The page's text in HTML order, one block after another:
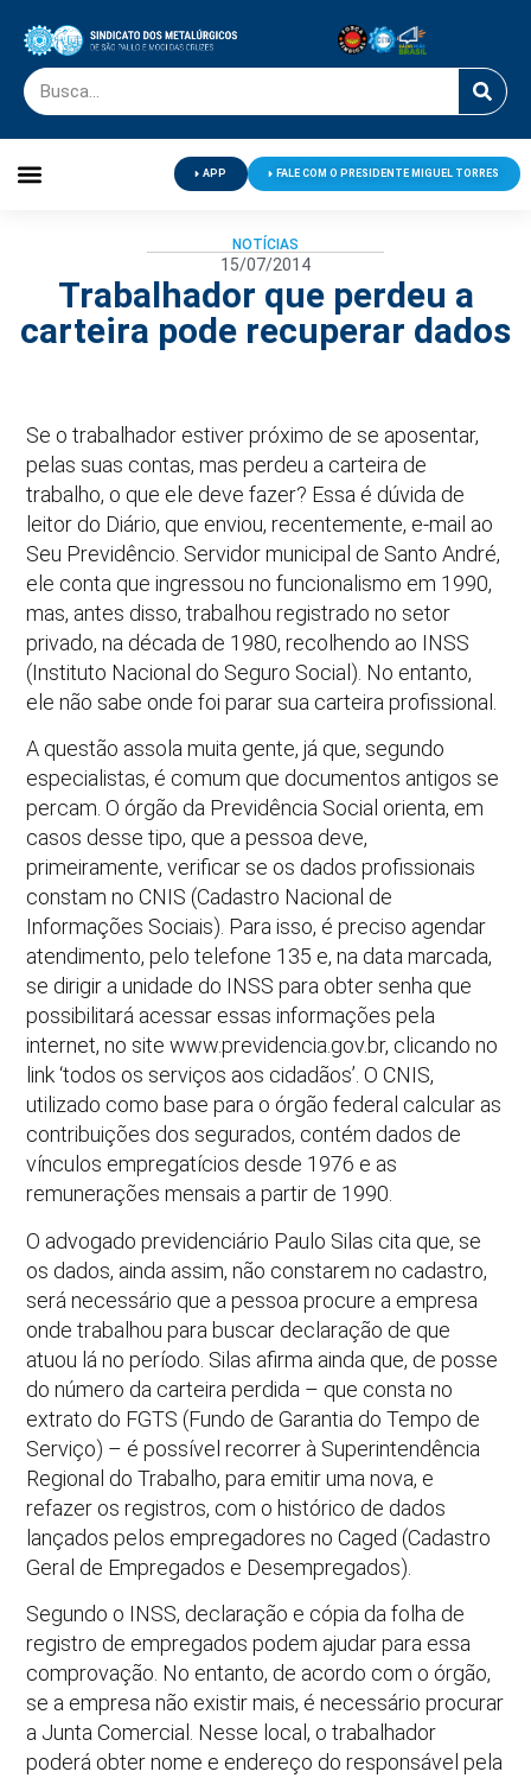
APP FALE COM O PRESIDENTE MIGUEL TORRES
NOTÍCIAS
15/07/2014
Trabalhador que perdeu a
carteira pode recuperar dados
Se o trabalhador estiver próximo de se aposentar,
pelas suas contas, mas perdeu a carteira de
trabalho, o que ele deve fazer? Essa é dúvida de
leitor do Diário, que enviou, recentemente, e-mail ao
Seu Previdêncio. Servidor municipal de Santo André,
ele conta que ingressou no funcionalismo em 1990,
mas, antes disso, trabalhou registrado no setor
privado, na década de 1980, recolhendo ao INSS
(Instituto Nacional do Seguro Social). No entanto,
ele não sabe onde foi parar sua carteira profissional.
A questão assola muita gente, já que, segundo
especialistas, é comum que documentos antigos se
percam. O órgão da Previdência Social orienta, em
casos desse tipo, que a pessoa deve,
primeiramente, verificar se os dados profissionais
constam no CNIS (Cadastro Nacional de
Informações Sociais). Para isso, é preciso agendar
atendimento, pelo telefone 135 e, na data marcada,
se dirigir a unidade do INSS para obter senha que
possibilitará acessar essas informações pela
internet, no site www.previdencia.gov.br, clicando no
link ‘todos os serviços aos cidadãos’. O CNIS,
utilizado como base para o órgão federal calcular as
contribuições dos segurados, contém dados de
vínculos empregatícios desde 1976 e as
remunerações mensais a partir de 1990.
O advogado previdenciário Paulo Silas cita que, se
os dados, ainda assim, não constarem no cadastro,
será necessário que a pessoa procure a empresa
onde trabalhou para buscar declaração de que
atuou lá no período. Silas afirma ainda que, de posse
do número da carteira perdida – que consta no
extrato do FGTS (Fundo de Garantia do Tempo de
Serviço) – é possível recorrer à Superintendência
Regional do Trabalho, para emitir uma nova, e
refazer os registros, com o histórico de dados
lançados pelos empregadores no Caged (Cadastro
Geral de Empregados e Desempregados).
Segundo o INSS, declaração e cópia da folha de
registro de empregados podem ajudar para essa
comprovação. No entanto, de acordo com o órgão,
se a empresa não existir mais, é necessário procurar
a Junta Comercial. Nesse local, o trabalhador
poderá obter nome e endereço do responsável pela